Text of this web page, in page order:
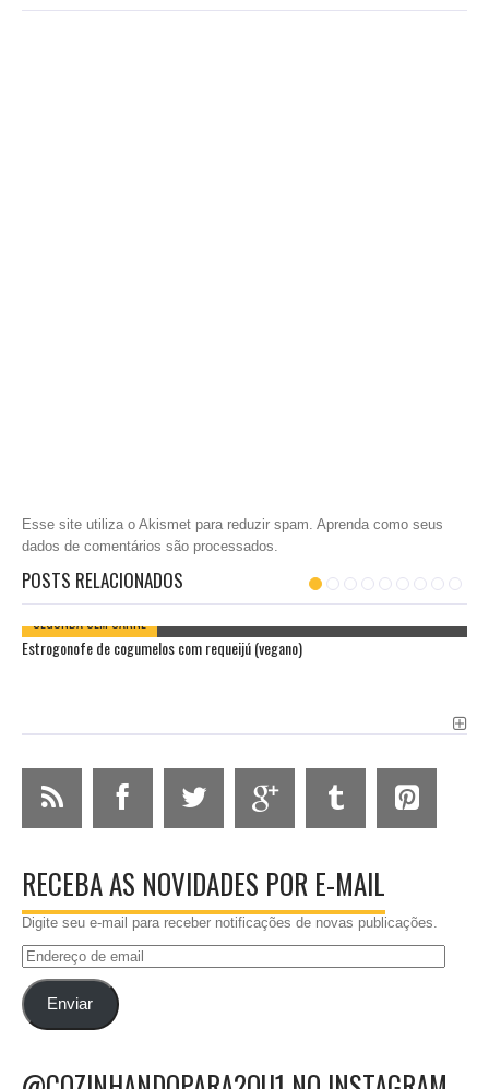
Esse site utiliza o Akismet para reduzir spam. Aprenda como seus
dados de comentários são processados
POSTS RELACIONADOS
SEGUNDA SEM CARNE
Estrogonofe de cogumelos com requeijú (vegano)
RECEBA AS NOVIDADES POR E-MAIL
Digite seu e-mail para receber notificações de novas publicações.
Endereço
emailEnviar